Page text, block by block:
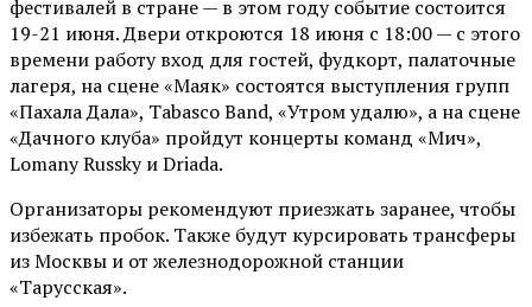
фестивалей в стране — в этом году событие состоится
19-21 июня. Двери откроются 18 июня с 18:00 — с этого
времени работу вход для гостей, фудкорт, палаточные
лагеря, на сцене «Маяк» состоятся выступления групп
«Пахала Дала», Tabasco Band, «Утром удалю», а на сцене
«Дачного клуба» пройдут концерты команд «Мич»,
Lomany Russky и Driada.
Организаторы рекомендуют приезжать заранее, чтобы
избежать пробок. Также будут курсировать трансферы
из Москвы и от железнодорожной станции
«Тарусская».